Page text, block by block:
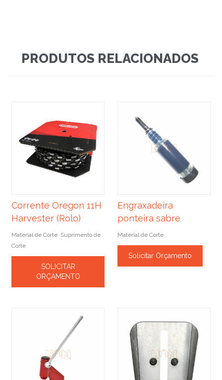
PRODUTOS RELACIONADOS
Corrente Oregon 11H
Harvester (Rolo)
Material de Corte Suprimento de
Corte
SOLICITAR
ORÇAMENTO
Engraxadeira
ponteira sabre
Material de Corte
Solicitar Orçamento